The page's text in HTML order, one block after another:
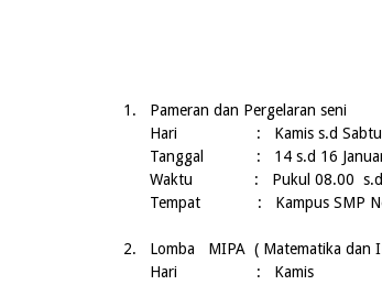
1.
Pameran dan Pergelaran seni
Hari : Kamis s.d Sabtu
Tanggal : 14 s.d 16
Waktu : Pukul 08.00 s.d.
Tempat : Kampus SMP
2.
Lomba MIPA ( Matematika dan
Hari : Kamis